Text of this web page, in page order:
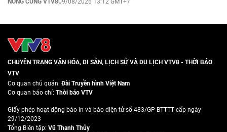
NÓNG CÙNG VTV809/08/2026 13:12 GMT+7
CHUYÊN TRANG VĂN HÓA, DI SẢN, LỊCH SỬ VÀ DU LỊCH VTV8 - THỜI BÁO
VTV
Cơ quan chủ quản:Đài Truyền hình Việt Nam
Cơ quan báo chí: Thời báo VTV
Giấy phép hoạt động báo in và báo điện tử số 483/GP-BTTTT cấp ngày
29/12/2023
Tổng Biên tập: Vũ Thanh Thủy